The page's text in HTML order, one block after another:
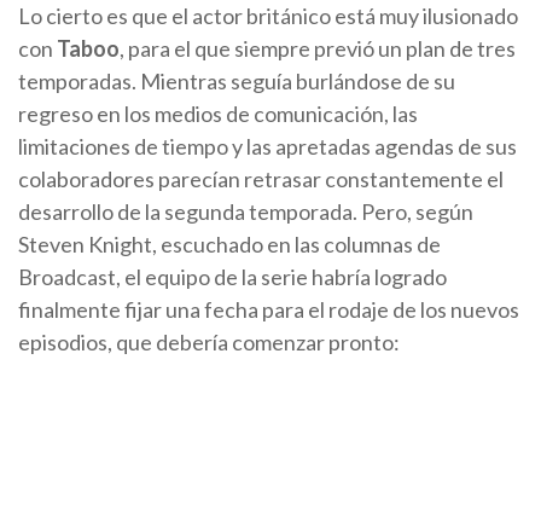
Lo cierto es que el actor británico está muy ilusionado
con Taboo, para el que siempre previó un plan de tres
temporadas. Mientras seguía burlándose de su
regreso en los medios de comunicación, las
limitaciones de tiempo y las apretadas agendas de sus
colaboradores parecían retrasar constantemente el
desarrollo de la segunda temporada. Pero, según
Steven Knight, escuchado en las columnas de
Broadcast, el equipo de la serie habría logrado
finalmente fijar una fecha para el rodaje de los nuevos
episodios, que debería comenzar pronto: